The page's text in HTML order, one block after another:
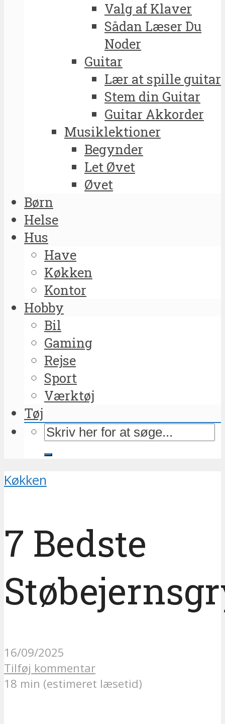
Valg af Klaver
Sådan Læser Du
Noder
Guitar
Lær at spille guitar
Stem din Guitar
Guitar Akkorder
Musiklektioner
Begynder
Let Øvet
Øvet
Børn
Helse
Hus
Have
Køkken
Kontor
Hobby
Bil
Gaming
Rejse
Sport
Værktøj
Tøj
Køkken
7 Bedste
16/09/2025
Tilføj kommentar
18 min (estimeret læsetid)